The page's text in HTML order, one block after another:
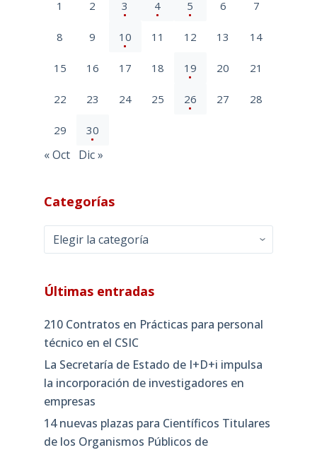
1 2 3 4 5 6 7
8 9 10 11 12 13 14
15 16 17 18 19 20 21
22 23 24 25 26 27 28
29 30
« Oct Dic »
Categorías
Categorías
Últimas entradas
210 Contratos en Prácticas para personal
técnico en el CSIC
La Secretaría de Estado de I+D+i impulsa
la incorporación de investigadores en
empresas
14 nuevas plazas para Científicos Titulares
de los Organismos Públicos de